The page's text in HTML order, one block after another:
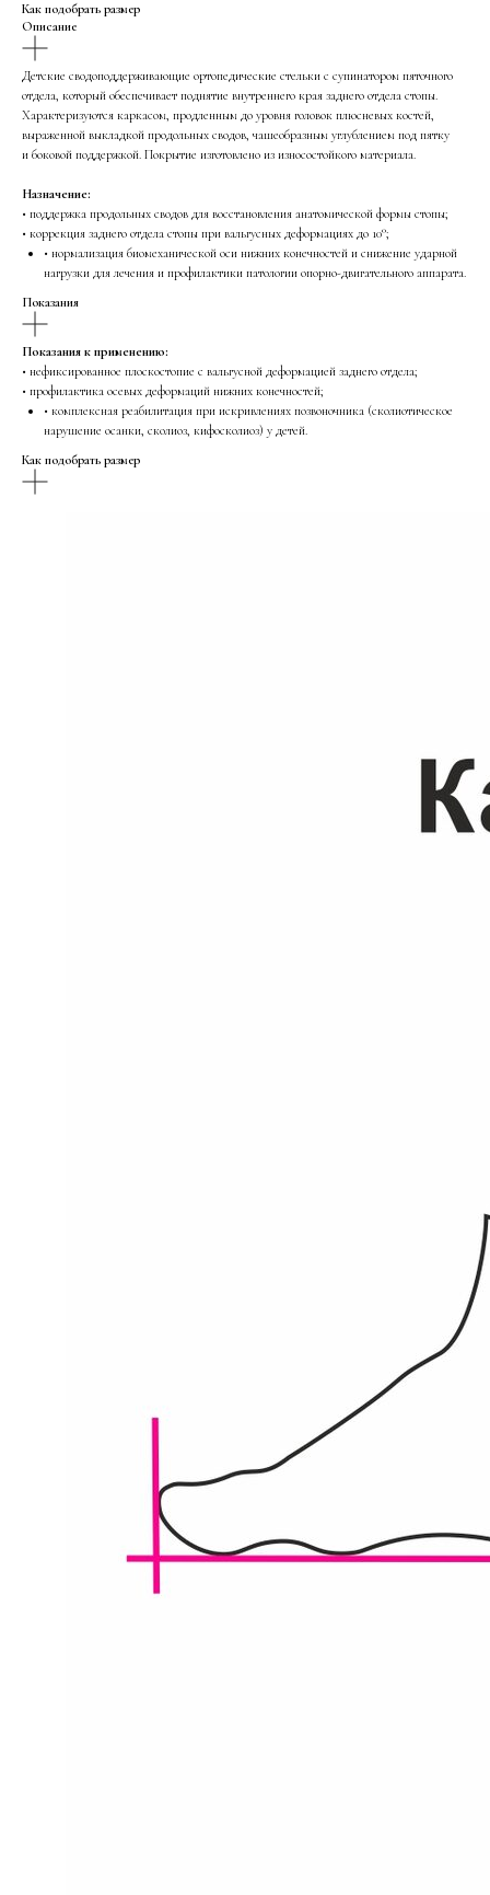
Как подобрать размер
Описание
Детские сводоподдерживающие ортопедические стельки с супинатором пяточного
отдела, который обеспечивает поднятие внутреннего края заднего отдела стопы.
Характеризуются каркасом, продленным до уровня головок плюсневых костей,
выраженной выкладкой продольных сводов, чашеобразным углублением под пятку
и боковой поддержкой. Покрытие изготовлено из износостойкого материала.
Назначение:
• поддержка продольных сводов для восстановления анатомической формы стопы;
• коррекция заднего отдела стопы при вальгусных деформациях до 10°;
• нормализация биомеханической оси нижних конечностей и снижение ударной
нагрузки для лечения и профилактики патологии опорно-двигательного аппарата.
Показания
Показания к применению:
• нефиксированное плоскостопие с вальгусной деформацией заднего отдела;
• профилактика осевых деформаций нижних конечностей;
• комплексная реабилитация при искривлениях позвоночника (сколиотическое
нарушение осанки, сколиоз, кифосколиоз) у детей.
Как подобрать размер